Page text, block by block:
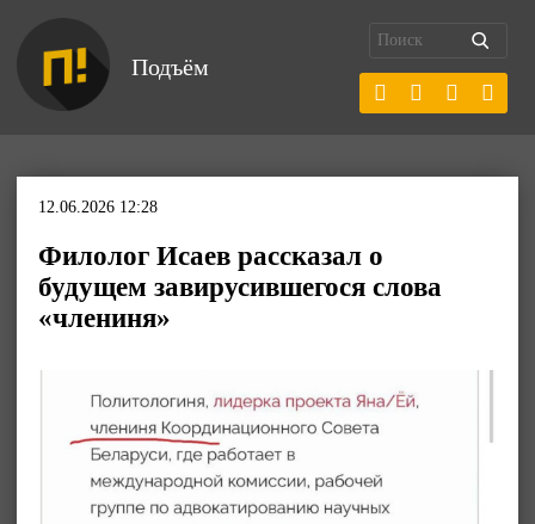
Подъём
12.06.2026 12:28
Филолог Исаев рассказал о
будущем завирусившегося слова
«члениня»